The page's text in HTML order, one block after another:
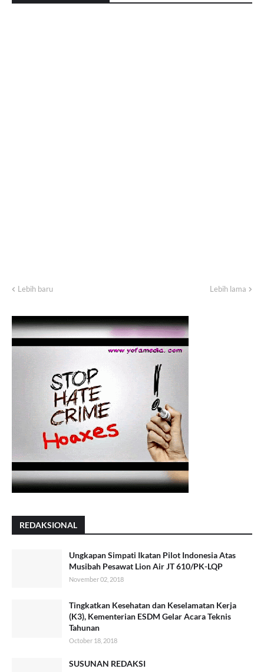
Lebih baru Lebih lama
REDAKSIONAL
Ungkapan Simpati Ikatan Pilot Indonesia Atas
Musibah Pesawat Lion Air JT 610/PK-LQP
November 02, 2018
Tingkatkan Kesehatan dan Keselamatan Kerja
(K3), Kementerian ESDM Gelar Acara Teknis
Tahunan
October 18, 2018
SUSUNAN REDAKSI